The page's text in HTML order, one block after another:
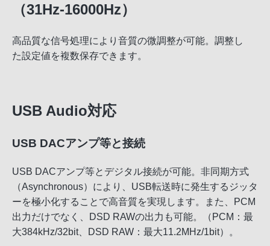
（31Hz-16000Hz）
高品質な信号処理により音質の微調整が可能。調整し
た設定値を複数保存できます。
USB Audio対応
USB DACアンプ等と接続
USB DACアンプ等とデジタル接続が可能。非同期方式
（Asynchronous）により、USB転送時に発生するジッタ
ーを極小化することで高音質を実現します。また、PCM
出力だけでなく、DSD RAWの出力も可能。（PCM：最
大384kHz/32bit、DSD RAW：最大11.2MHz/1bit）。